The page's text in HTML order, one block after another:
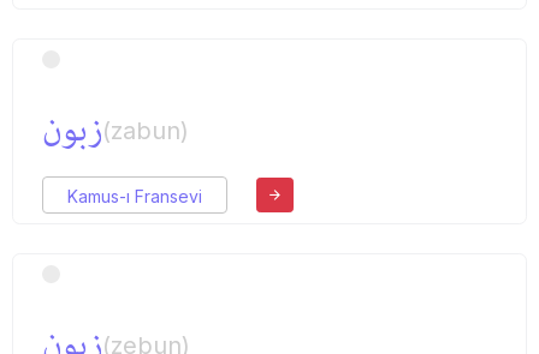
زبون(zabun)
Kamus-ı Fransevi
(zebun)